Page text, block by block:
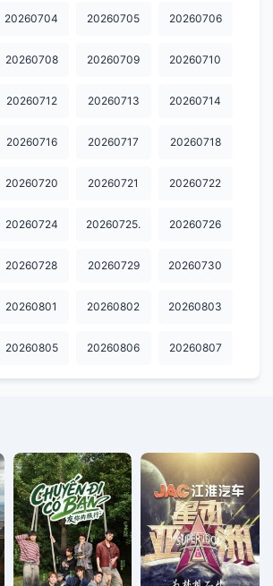
20260704 20260705 20260706
20260708 20260709 20260710
20260712 20260713 20260714
20260716 20260717 20260718
20260720 20260721 20260722
20260724 20260725. 20260726
20260728 20260729 20260730
20260801 20260802 20260803
20260805 20260806 20260807